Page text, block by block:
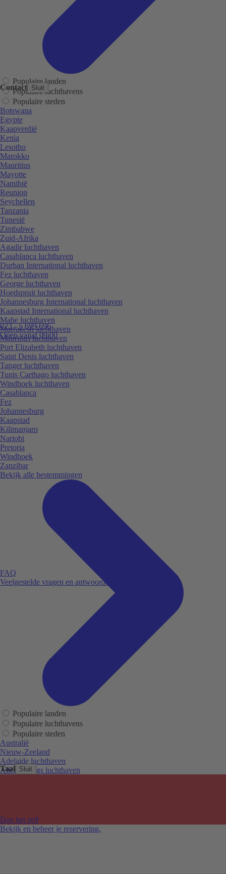
Taal Sluit
Contact Sluit
023 - 5 699 696
Open vanaf 09:00
FAQ
Veelgestelde vragen en antwoorden.
Doe het zelf
Bekijk en beheer je reservering.
Populaire landen
Populaire luchthavens
Populaire steden
Botswana
Egypte
Kaapverdië
Kenia
Lesotho
Marokko
Mauritius
Mayotte
Namibië
Reunion
Seychellen
Tanzania
Tunesië
Zimbabwe
Zuid-Afrika
Agadir luchthaven
Casablanca luchthaven
Durban International luchthaven
Fez luchthaven
George luchthaven
Hoedspruit luchthaven
Johannesburg International luchthaven
Kaapstad International luchthaven
Mahe luchthaven
Marrakesh luchthaven
Mauritius luchthaven
Port Elizabeth luchthaven
Saint Denis luchthaven
Tanger luchthaven
Tunis Carthago luchthaven
Windhoek luchthaven
Casablanca
Fez
Johannesburg
Kaapstad
Kilimanjaro
Nariobi
Pretoria
Windhoek
Zanzibar
Bekijk alle bestemmingen
Populaire landen
Populaire luchthavens
Populaire steden
Australië
Nieuw-Zeeland
Adelaide luchthaven
Alice Springs luchthaven
Melbourne Tullamarine luchthaven
Perth luchthaven
Sydney luchthaven